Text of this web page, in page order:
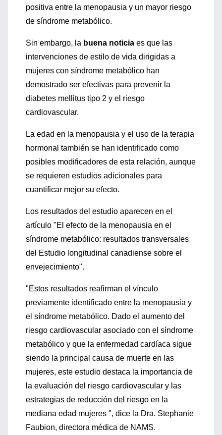
positiva entre la menopausia y un mayor riesgo
de síndrome metabólico.
Sin embargo, la buena noticia es que las
intervenciones de estilo de vida dirigidas a
mujeres con síndrome metabólico han
demostrado ser efectivas para prevenir la
diabetes mellitus tipo 2 y el riesgo
cardiovascular.
La edad en la menopausia y el uso de la terapia
hormonal también se han identificado como
posibles modificadores de esta relación, aunque
se requieren estudios adicionales para
cuantificar mejor su efecto.
Los resultados del estudio aparecen en el
artículo "El efecto de la menopausia en el
síndrome metabólico: resultados transversales
del Estudio longitudinal canadiense sobre el
envejecimiento".
"Estos resultados reafirman el vínculo
previamente identificado entre la menopausia y
el síndrome metabólico. Dado el aumento del
riesgo cardiovascular asociado con el síndrome
metabólico y que la enfermedad cardíaca sigue
siendo la principal causa de muerte en las
mujeres, este estudio destaca la importancia de
la evaluación del riesgo cardiovascular y las
estrategias de reducción del riesgo en la
mediana edad mujeres ", dice la Dra. Stephanie
Faubion, directora médica de NAMS.